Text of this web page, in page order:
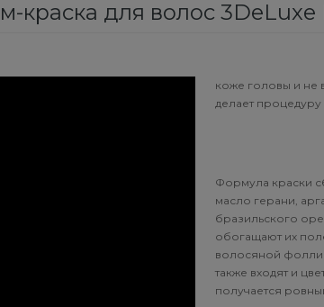
краска для волос 3DeLuxe
коже головы и не
делает
Формула краски
масло герани,
бразильского
обогащают их
волосяной
также входят и
получается